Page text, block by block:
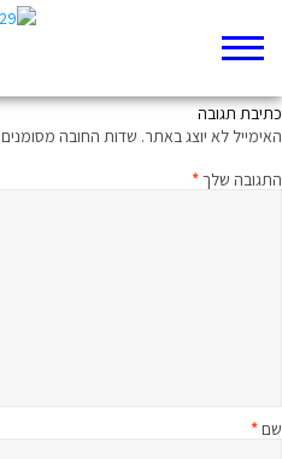
כתיבת תגובה
האימייל לא יוצג באתר. שדות החובה מסומנים
התגובה שלך*
שם*